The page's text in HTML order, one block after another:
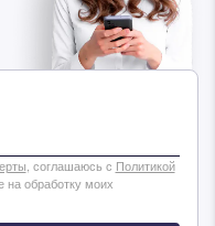
, соглашаюсь с Политикой
на обработку моих